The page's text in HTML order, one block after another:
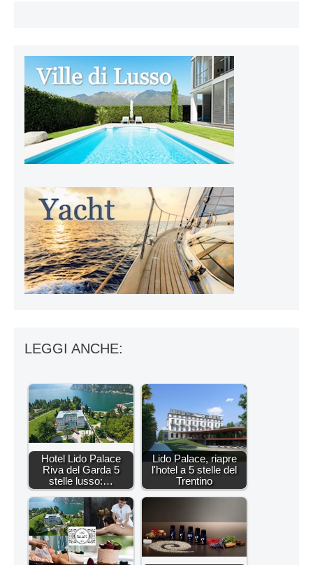
LEGGI ANCHE:
Hotel Lido Palace
Riva del Garda 5
stelle lusso:…
Lido Palace, riapre
l'hotel a 5 stelle del
Trentino